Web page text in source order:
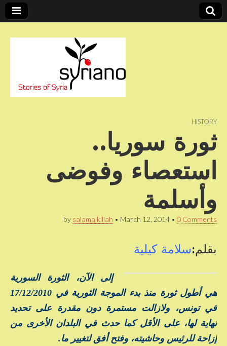
syriano HISTORY
ثورة سوريا..
استعصاء وفوضى
وأسلمة
by salama killah • March 12, 2014 • 0 Comments
بقلم:سلامة كيلية
إلى الآن، الثورة السورية
هي أطول ثورة منذ بدء الموجة الثورية في 17/12/2010
في تونس، ولازالت مستمرة دون مقدرة على تحديد
نهاية لها، على الأقل كما حدث في البلدان الأخرى من
إزاحة للرئيس وحاشيته، وفتح أفق لتغيير ما .